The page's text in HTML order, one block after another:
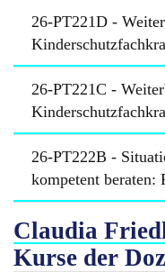
26-PT221D -
26-PT221C -
26-PT222B -
kompetent
Claudia
Kurse der